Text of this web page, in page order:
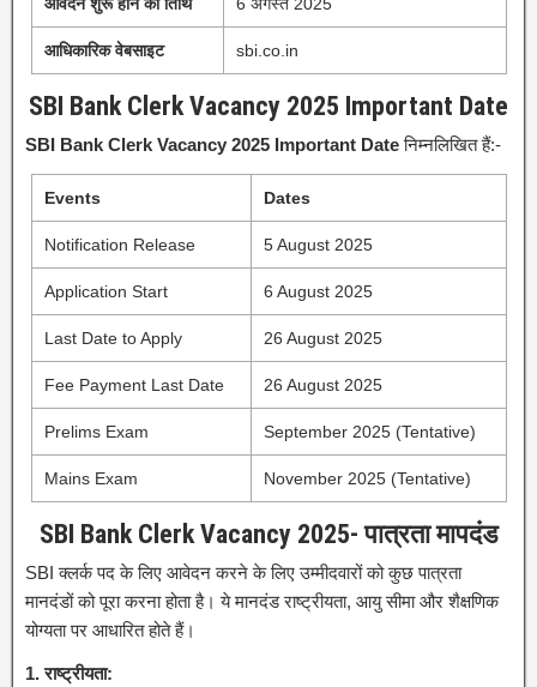
आधिकारिक वेबसाइट sbi.co.in
SBI Bank Clerk Vacancy 2025 Important Date
SBI Bank Clerk Vacancy 2025 Important Dateनिम्नलिखित हैं:-
Events Dates
Notification Release 5 August 2025
Application Start 6 August 2025
Last Date to Apply 26 August 2025
Fee Payment Last Date 26 August 2025
Prelims Exam September 2025 (Tentative)
Mains Exam November 2025 (Tentative)
SBI Bank Clerk Vacancy 2025- पात्रता मापदंड
SBI क्लर्क पद के लिए आवेदन करने के लिए उम्मीदवारों को कुछ पात्रता
मानदंडों को पूरा करना होता है। ये मानदंड राष्ट्रीयता, आयु सीमा और शैक्षणिक
योग्यता पर आधारित होते हैं।
1. राष्ट्रीयता: